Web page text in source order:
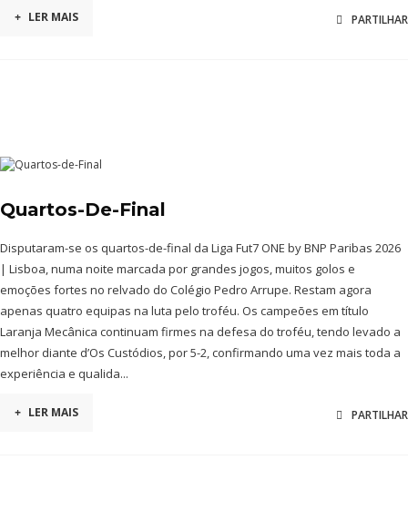
+ LER MAIS PARTILHAR
Quartos-De-Final
Disputaram-se os quartos-de-final da Liga Fut7 ONE by BNP Paribas 2026
| Lisboa, numa noite marcada por grandes jogos, muitos golos e
emoções fortes no relvado do Colégio Pedro Arrupe. Restam agora
apenas quatro equipas na luta pelo troféu. Os campeões em título
Laranja Mecânica continuam firmes na defesa do troféu, tendo levado a
melhor diante d’Os Custódios, por 5-2, confirmando uma vez mais toda a
experiência e qualida...
+ LER MAIS PARTILHAR